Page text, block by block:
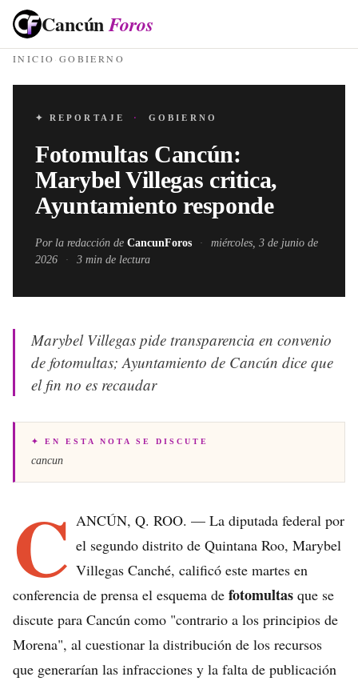
CancúnForos
INICIO· GOBIERNO
✦ REPORTAJE · GOBIERNO
Fotomultas Cancún:
Marybel Villegas critica,
Ayuntamiento responde
Por la redacción de CancunForos ·
miércoles, 3 de junio de
2026
· 3 min de lectura
Marybel Villegas pide transparencia en convenio
de fotomultas; Ayuntamiento de Cancún dice que
el fin no es recaudar
✦ EN ESTA NOTA SE DISCUTE
cancun
C ANCÚN, Q. ROO. — La diputada federal por
el segundo distrito de Quintana Roo, Marybel
Villegas Canché, calificó este martes en
conferencia de prensa el esquema de fotomultas que se
discute para Cancún como "contrario a los principios de
Morena", al cuestionar la distribución de los recursos
que generarían las infracciones y la falta de publicación